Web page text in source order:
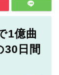
1億曲
30日間